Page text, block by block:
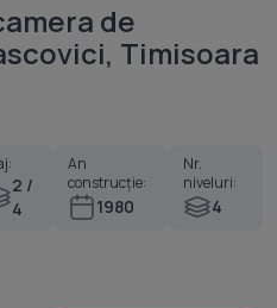
de
Timisoara
2 /
4
An
construcție:
1980
Nr.
niveluri:
4